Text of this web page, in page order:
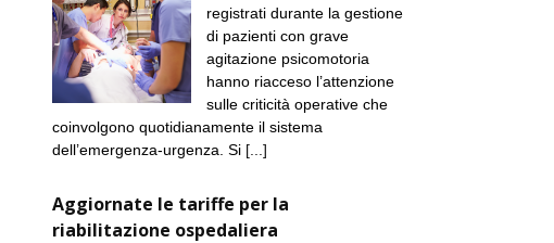
registrati durante la gestione
di pazienti con grave
agitazione psicomotoria
hanno riacceso l’attenzione
sulle criticità operative che
coinvolgono quotidianamente il sistema
dell’emergenza-urgenza. Si [...]
Aggiornate le tariffe per la
riabilitazione ospedaliera